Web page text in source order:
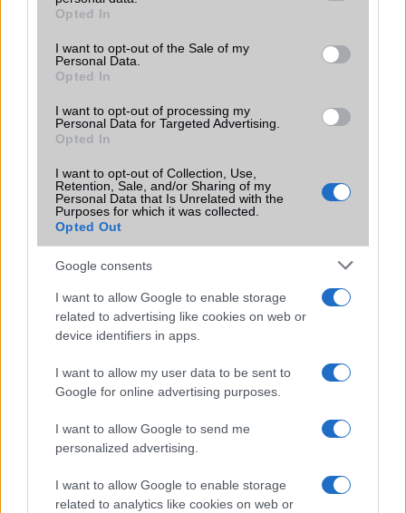
grant or deny consent to Google and its third-party tags to
use your data for below specified purposes in below Google
consent section.
Opted In
I want to opt-out of the Sale of my
Personal Data.
Opted In
I want to opt-out of processing my
Personal Data for Targeted Advertising.
Opted In
I want to opt-out of Collection, Use,
Retention, Sale, and/or Sharing of my
Personal Data that Is Unrelated with the
Purposes for which it was collected.
Opted Out
Google consents
I want to allow Google to enable storage
related to advertising like cookies on web or
device identifiers in apps.
I want to allow my user data to be sent to
Google for online advertising purposes.
I want to allow Google to send me
personalized advertising.
I want to allow Google to enable storage
related to analytics like cookies on web or
Motorola
Samsung
Xiaomi
ZTE
Mennyibe kerül
Keressen a telefonboltok ajánlatai között!